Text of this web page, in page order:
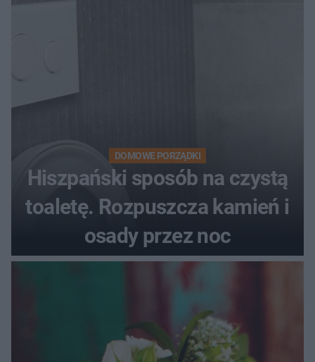
DOMOWE PORZĄDKI
Hiszpański sposób na czystą
toaletę. Rozpuszcza kamień i
osady przez noc